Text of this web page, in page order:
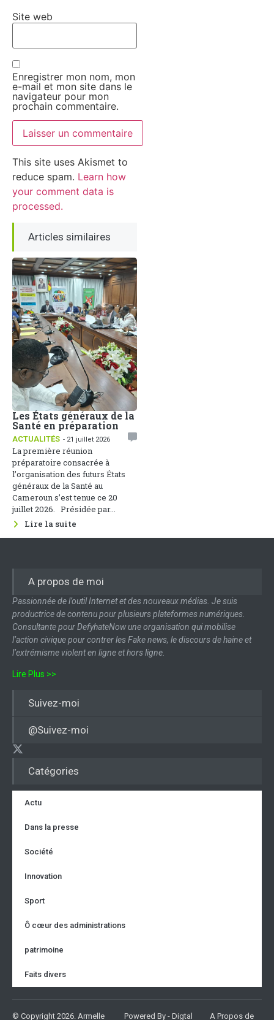
Site web
Enregistrer mon nom, mon
e-mail et mon site dans le
navigateur pour mon
prochain commentaire.
This site uses Akismet to
reduce spam. Learn how
your comment data is
processed.
Articles similaires
Les États généraux de la
Santé en préparation
ACTUALITÉS - 21 juillet 2026
La première réunion
préparatoire consacrée à
l’organisation des futurs États
généraux de la Santé au
Cameroun s’est tenue ce 20
juillet 2026. Présidée par...
Lire la suite
Catégories
Actu
Dans la presse
Société
Innovation
Sport
Ô cœur des administrations
patrimoine
Faits divers
A propos de moi
Passionnée de l’outil Internet et des nouveaux médias. Je suis
productrice de contenu pour plusieurs plateformes numériques.
Consultante pour DefyhateNow une organisation qui mobilise
l’action civique pour contrer les Fake news, le discours de haine et
l’extrémisme violent en ligne et hors ligne.
Lire Plus >>
Suivez-moi
@Suivez-moi
© Copyright 2026. Armelle
Powered By - Digtal
A Propos de